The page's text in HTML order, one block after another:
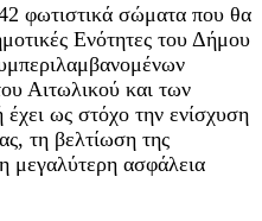
φωτιστικά σώματα που θα
Ενότητες του Δήμου
Αιτωλικού και των
ως στόχο την ενίσχυση
τη βελτίωση της
μεγαλύτερη ασφάλεια